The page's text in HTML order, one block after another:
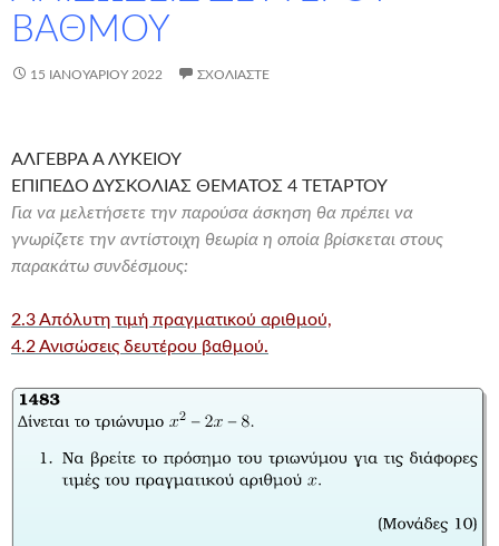
ΒΑΘΜΟΥ
15 ΙΑΝΟΥΑΡΊΟΥ 2022 ΣΧΟΛΙΆΣΤΕ
ΑΛΓΕΒΡΑ Α ΛΥΚΕΙΟΥ
ΕΠΙΠΕΔΟ ΔΥΣΚΟΛΙΑΣ ΘΕΜΑΤΟΣ 4 ΤΕΤΑΡΤΟΥ
Για να μελετήσετε την παρούσα άσκηση θα πρέπει να
γνωρίζετε την αντίστοιχη θεωρία η οποία βρίσκεται στους
παρακάτω συνδέσμους:
2.3 Απόλυτη τιμή πραγματικού αριθμού,
4.2 Ανισώσεις δευτέρου βαθμού.